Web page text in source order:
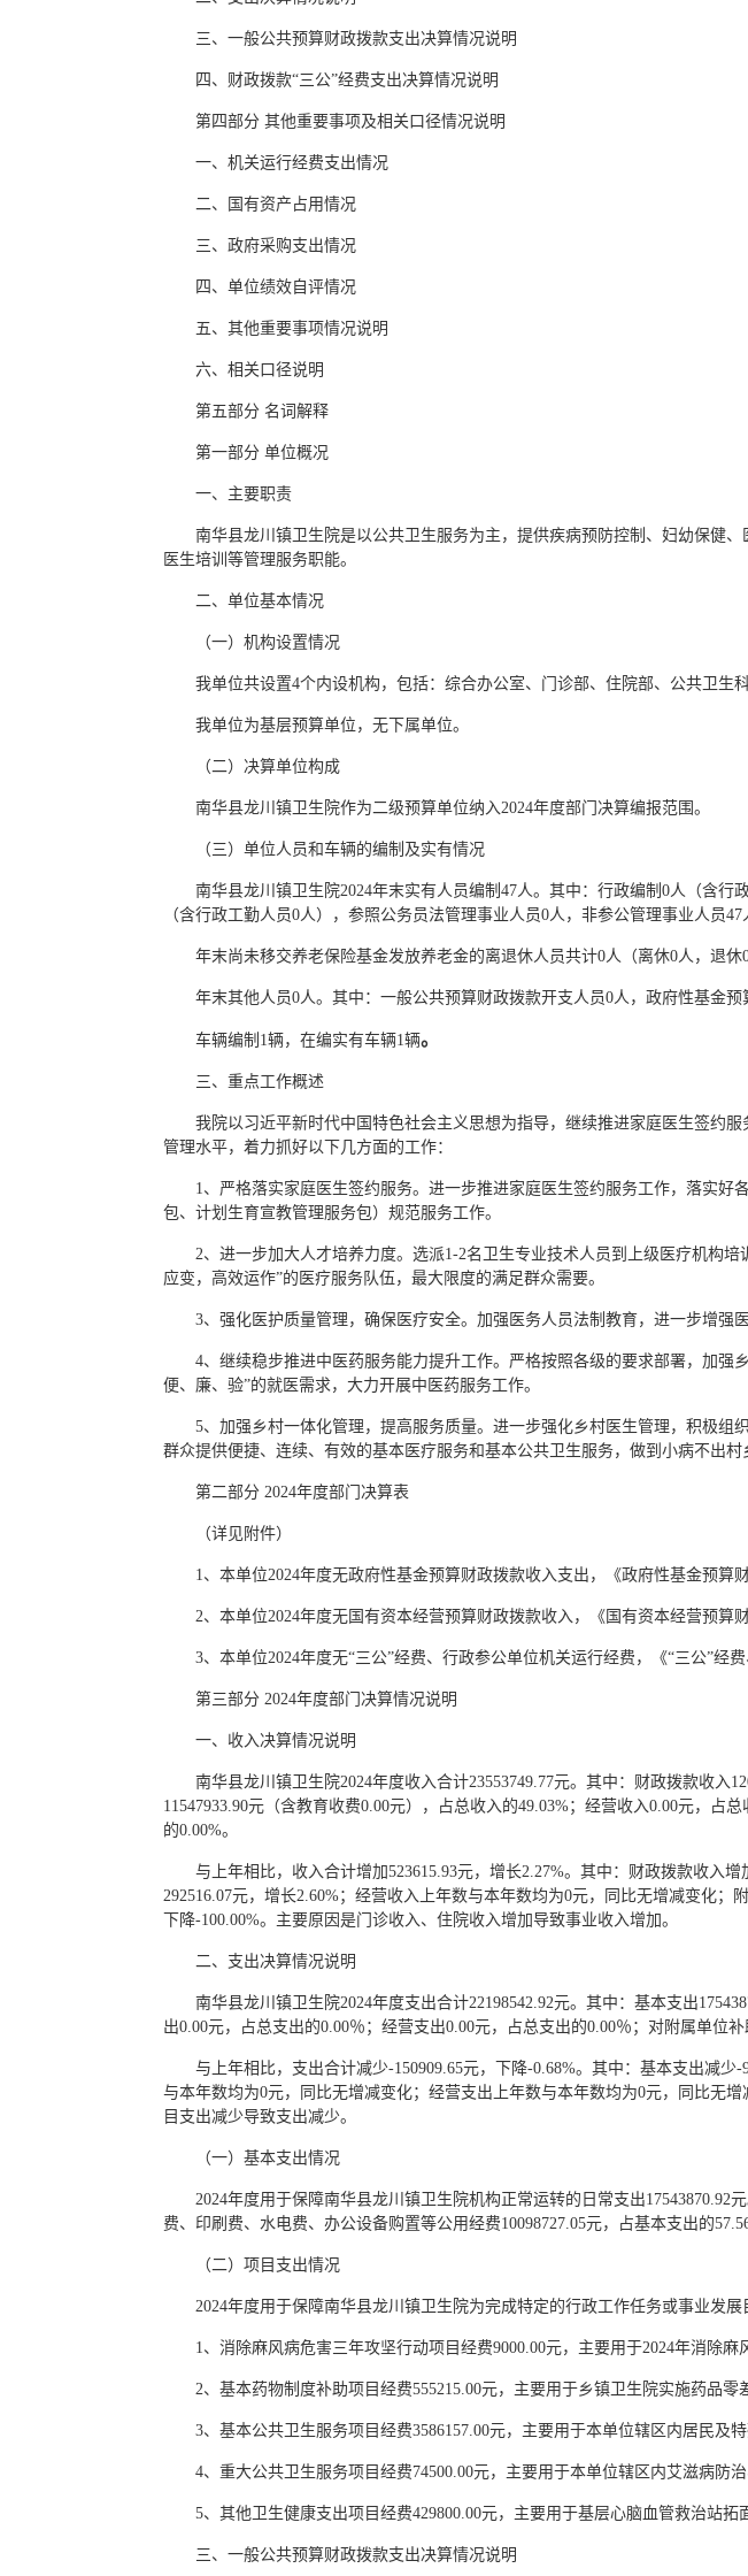
三、一般公共预算财政拨款支出决算情况说明
四、财政拨款“三公”经费支出决算情况说明
第四部分 其他重要事项及相关口径情况说明
一、机关运行经费支出情况
二、国有资产占用情况
三、政府采购支出情况
四、单位绩效自评情况
五、其他重要事项情况说明
六、相关口径说明
第五部分 名词解释
第一部分 单位概况
一、主要职责
南华县龙川镇卫生院是以公共卫生服务为主，提供疾病预防控制、妇幼保健
医生培训等管理服务职能。
二、单位基本情况
（一）机构设置情况
我单位共设置4个内设机构，包括：综合办公室、门诊部、住院部、公共卫生科
我单位为基层预算单位，无下属单位。
（二）决算单位构成
南华县龙川镇卫生院作为二级预算单位纳入2024年度部门决算编报范围。
（三）单位人员和车辆的编制及实有情况
南华县龙川镇卫生院2024年末实有人员编制47人。其中：行政编制0人（含
（含行政工勤人员0人），参照公务员法管理事业人员0人，非参公管理事业人员47
年末尚未移交养老保险基金发放养老金的离退休人员共计0人（离休0人，退
年末其他人员0人。其中：一般公共预算财政拨款开支人员0人，政府性基金
车辆编制1辆，在编实有车辆1辆。
三、重点工作概述
我院以习近平新时代中国特色社会主义思想为指导，继续推进家庭医生签约
管理水平，着力抓好以下几方面的工作：
1、严格落实家庭医生签约服务。进一步推进家庭医生签约服务工作，落实
包、计划生育宣教管理服务包）规范服务工作。
2、进一步加大人才培养力度。选派1-2名卫生专业技术人员到上级医疗机构
应变，高效运作”的医疗服务队伍，最大限度的满足群众需要。
3、强化医护质量管理，确保医疗安全。加强医务人员法制教育，进一步增强
4、继续稳步推进中医药服务能力提升工作。严格按照各级的要求部署，加强
便、廉、验”的就医需求，大力开展中医药服务工作。
5、加强乡村一体化管理，提高服务质量。进一步强化乡村医生管理，积极
群众提供便捷、连续、有效的基本医疗服务和基本公共卫生服务，做到小病不出村
第二部分 2024年度部门决算表
（详见附件）
1、本单位2024年度无政府性基金预算财政拨款收入支出，《政府性基金预算
2、本单位2024年度无国有资本经营预算财政拨款收入，《国有资本经营预算
3、本单位2024年度无“三公”经费、行政参公单位机关运行经费，《“三公”经
第三部分 2024年度部门决算情况说明
一、收入决算情况说明
南华县龙川镇卫生院2024年度收入合计23553749.77元。其中：财政拨款收入
11547933.90元（含教育收费0.00元），占总收入的49.03%；经营收入0.00元，占
的0.00%。
与上年相比，收入合计增加523615.93元，增长2.27%。其中：财政拨款收入
292516.07元，增长2.60%；经营收入上年数与本年数均为0元，同比无增减变化
下降-100.00%。主要原因是门诊收入、住院收入增加导致事业收入增加。
二、支出决算情况说明
南华县龙川镇卫生院2024年度支出合计22198542.92元。其中：基本支出
出0.00元，占总支出的0.00％；经营支出0.00元，占总支出的0.00％；对附属单位补
与上年相比，支出合计减少-150909.65元，下降-0.68%。其中：基本支出减
与本年数均为0元，同比无增减变化；经营支出上年数与本年数均为0元，同比无
目支出减少导致支出减少。
（一）基本支出情况
2024年度用于保障南华县龙川镇卫生院机构正常运转的日常支出
费、印刷费、水电费、办公设备购置等公用经费10098727.05元，占基本支出的57.56
（二）项目支出情况
2024年度用于保障南华县龙川镇卫生院为完成特定的行政工作任务或事业发
1、消除麻风病危害三年攻坚行动项目经费9000.00元，主要用于2024年消除麻
2、基本药物制度补助项目经费555215.00元，主要用于乡镇卫生院实施药品零
3、基本公共卫生服务项目经费3586157.00元，主要用于本单位辖区内居民及
4、重大公共卫生服务项目经费74500.00元，主要用于本单位辖区内艾滋病防治
5、其他卫生健康支出项目经费429800.00元，主要用于基层心脑血管救治站拓
三、一般公共预算财政拨款支出决算情况说明